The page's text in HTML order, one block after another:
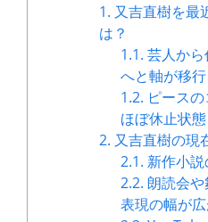
1. 又吉直樹を最
は？
1.1. 芸人か
へと軸が移行
1.2. ピース
ほぼ休止状態
2. 又吉直樹の現
2.1. 新作小説
2.2. 朗読会
表現の幅が